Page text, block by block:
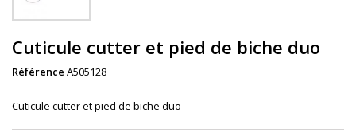
Cuticule cutter et pied de biche duo
Référence A505128
Cuticule cutter et pied de biche duo